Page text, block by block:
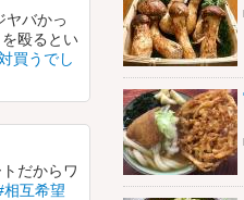
ヤバかっ
殴るとい
買うでし
だからワ
相互希望